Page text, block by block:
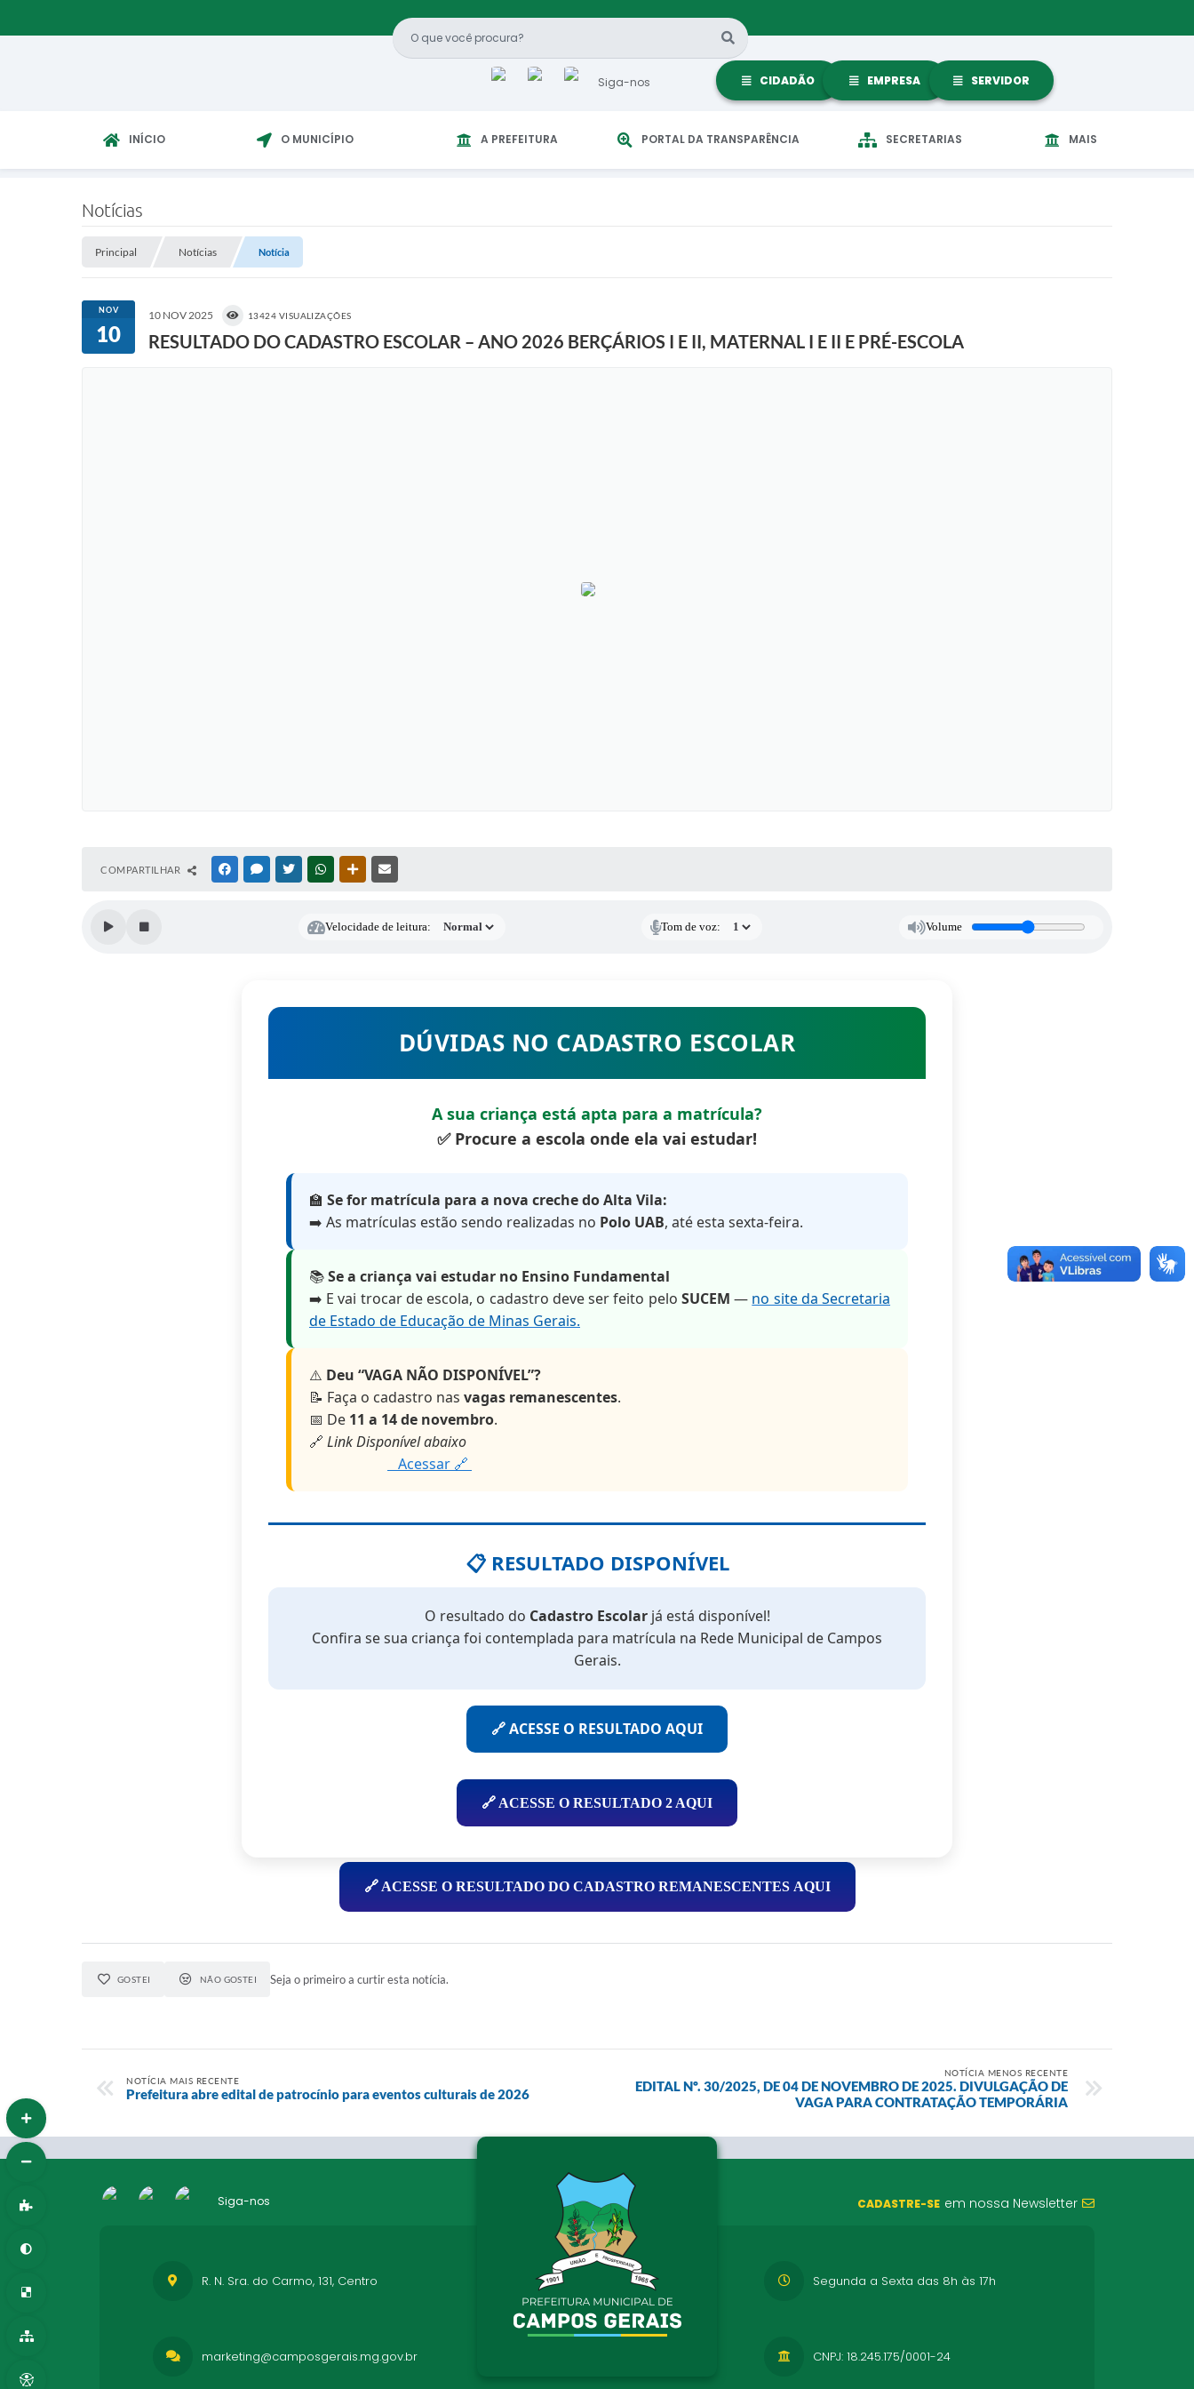
Siga-nos CIDADÃO EMPRESA SERVIDOR
INÍCIO O MUNICÍPIO A PREFEITURA PORTAL DA TRANSPARÊNCIA SECRETARIAS MAIS
Notícias
Principal Notícias Notícia
NOV
10
10 NOV 2025 13424 VISUALIZAÇÕES
RESULTADO DO CADASTRO ESCOLAR – ANO 2026 BERÇÁRIOS I E II, MATERNAL I E II E PRÉ-ESCOLA
COMPARTILHAR FACEBOOKMESSENGER
TWITTERWHATSAPPOUTRAS MÍDIAS
Velocidade de leitura: Tom de voz: Volume
DÚVIDAS NO CADASTRO ESCOLAR
A sua criança está apta para a matrícula?
✅ Procure a escola onde ela vai estudar!
🏫 Se for matrícula para a nova creche do Alta Vila:
➡️ As matrículas estão sendo realizadas no Polo UAB, até esta sexta-feira.
📚Se a criança vai estudar no Ensino Fundamental
➡️ E vai trocar de escola, o cadastro deve ser feito pelo SUCEM — no site da Secretaria
de Estado de Educação de Minas Gerais.
⚠️ Deu “VAGA NÃO DISPONÍVEL”?
📝 Faça o cadastro nas vagas remanescentes.
📅 De 11 a 14 de novembro.
🔗 Link Disponível abaixo
Acessar 🔗
📋 RESULTADO DISPONÍVEL
O resultado do Cadastro Escolarjá está disponível!
Confira se sua criança foi contemplada para matrícula na Rede Municipal de Campos
Gerais.
🔗 ACESSE O RESULTADO AQUI
🔗 ACESSE O RESULTADO 2 AQUI
🔗 ACESSE O RESULTADO DO CADASTRO REMANESCENTES AQUI
GOSTEI NÃO GOSTEI Seja o primeiro a curtir esta notícia.
NOTÍCIA MAIS RECENTE
Prefeitura abre edital de patrocínio para eventos culturais de 2026
NOTÍCIA MENOS RECENTE
EDITAL Nº. 30/2025, DE 04 DE NOVEMBRO DE 2025. DIVULGAÇÃO DE
VAGA PARA CONTRATAÇÃO TEMPORÁRIA
Siga-nos CADASTRE-SE em nossa Newsletter
R. N. Sra. do Carmo, 131, Centro Segunda a Sexta das 8h às 17h
CNPJ: 18.245.175/0001-24
marketing@camposgerais.mg.gov.br